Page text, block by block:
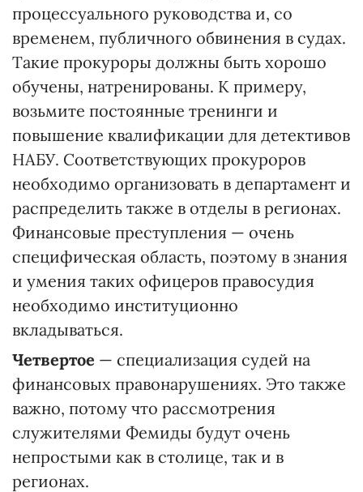
процессуального руководства и, со
временем, публичного обвинения в судах.
Такие прокуроры должны быть хорошо
обучены, натренированы. К примеру,
возьмите постоянные тренинги и
повышение квалификации для детективов
НАБУ. Соответствующих прокуроров
необходимо организовать в департамент и
распределить также в отделы в регионах.
Финансовые преступления — очень
специфическая область, поэтому в знания
и умения таких офицеров правосудия
необходимо институционно
вкладываться.
Четвертое — специализация судей на
финансовых правонарушениях. Это также
важно, потому что рассмотрения
служителями Фемиды будут очень
непростыми как в столице, так и в
регионах.